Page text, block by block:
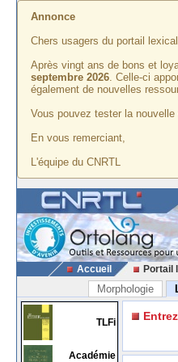
Annonce
Chers usagers du portail
Après vingt ans de bons et
septembre 2026. Celle-ci
également de nouvelles
Vous pouvez tester la
En vous remerciant,
L'équipe du CNRTL
Accueil Portail
Morphologie
TLFi
Académie